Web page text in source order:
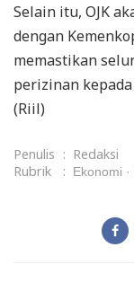
Selain itu, OJK
dengan
memastikan
perizinan
(Riil)
Penulis : Redaksi
Rubrik
: Ekonomi